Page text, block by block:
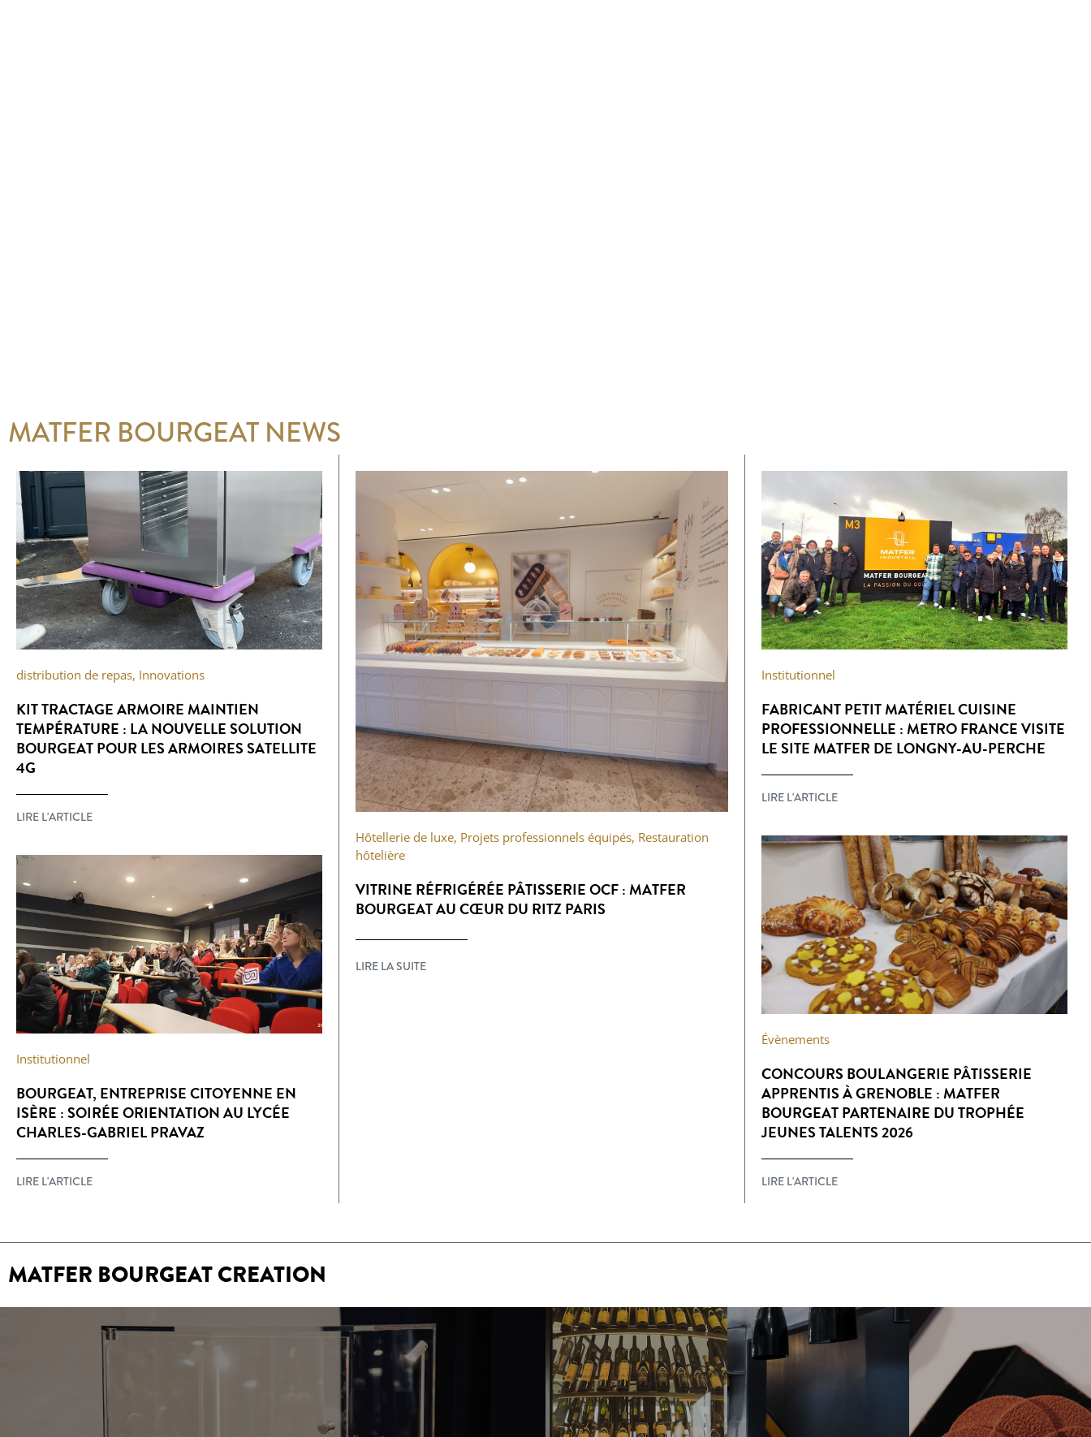
MATFER BOURGEAT NEWS
distribution de repas, Innovations
KIT TRACTAGE ARMOIRE MAINTIEN
TEMPÉRATURE : LA NOUVELLE SOLUTION
BOURGEAT POUR LES ARMOIRES SATELLITE
4G
LIRE L'ARTICLE
Institutionnel
BOURGEAT, ENTREPRISE CITOYENNE EN
ISÈRE : SOIRÉE ORIENTATION AU LYCÉE
CHARLES-GABRIEL PRAVAZ
LIRE L'ARTICLE
Hôtellerie de luxe, Projets professionnels équipés, Restauration
hôtelière
VITRINE RÉFRIGÉRÉE PÂTISSERIE OCF : MATFER
BOURGEAT AU CŒUR DU RITZ PARIS
LIRE LA SUITE
Institutionnel
FABRICANT PETIT MATÉRIEL CUISINE
PROFESSIONNELLE : METRO FRANCE VISITE
LE SITE MATFER DE LONGNY-AU-PERCHE
LIRE L'ARTICLE
Évènements
CONCOURS BOULANGERIE PÂTISSERIE
APPRENTIS À GRENOBLE : MATFER
BOURGEAT PARTENAIRE DU TROPHÉE
JEUNES TALENTS 2026
LIRE L'ARTICLE
MATFER BOURGEAT CREATION